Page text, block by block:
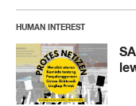
HUMAN INTEREST